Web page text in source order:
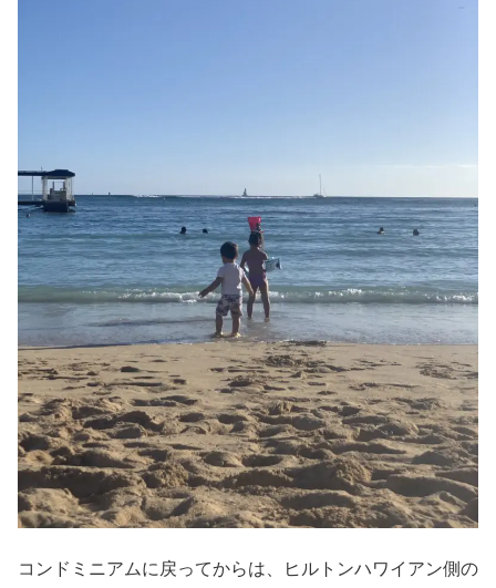
コンドミニアムに戻ってからは、ヒルトンハワイアン側の